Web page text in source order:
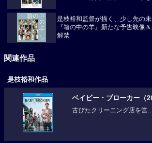
ティション部門出品。コメント
是枝裕和監督が描く、少し先の
『箱の中の羊』新たな予告映像
解禁
関連作品
是枝裕和作品
ベイビー・ブローカー（
古びたクリーニング店を営...